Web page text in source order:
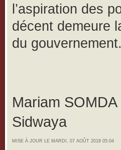
l’aspiration des
décent demeure
du gouvernement.
Mariam SOMDA
Sidwaya
MISE À JOUR LE MARDI, 07 AOÛT 2018 05:04